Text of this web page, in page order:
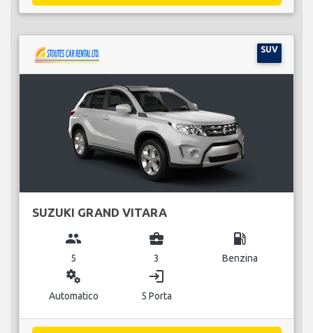
SUV
SUZUKI GRAND VITARA
group
5
business_center
3
local_gas_station
Benzina
miscellaneous_services
Automatico
login
5 Porta